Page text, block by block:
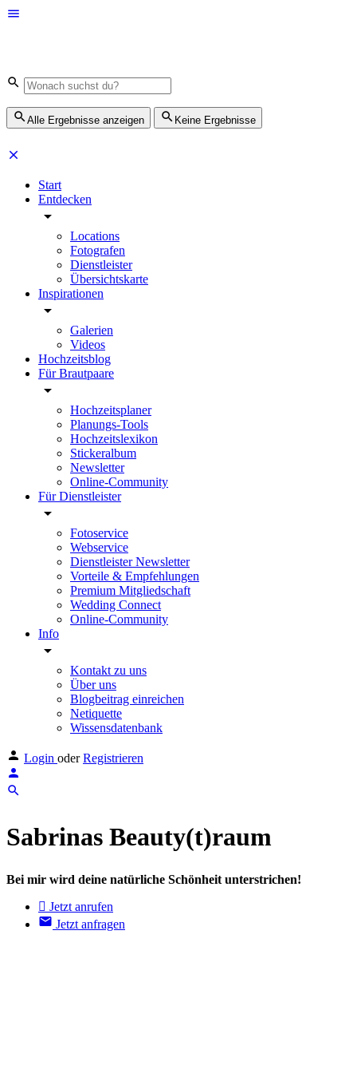
Alle Ergebnisse anzeigen Keine Ergebnisse
Start
Entdecken
Locations
Fotografen
Dienstleister
Übersichtskarte
Inspirationen
Galerien
Videos
Hochzeitsblog
Für Brautpaare
Hochzeitsplaner
Planungs-Tools
Hochzeitslexikon
Stickeralbum
Newsletter
Online-Community
Für Dienstleister
Fotoservice
Webservice
Dienstleister Newsletter
Vorteile & Empfehlungen
Premium Mitgliedschaft
Wedding Connect
Online-Community
Info
Kontakt zu uns
Über uns
Blogbeitrag einreichen
Netiquette
Wissensdatenbank
Login oder Registrieren
Sabrinas Beauty(t)raum
Bei mir wird deine natürliche Schönheit unterstrichen!
Jetzt anrufen
Jetzt anfragen